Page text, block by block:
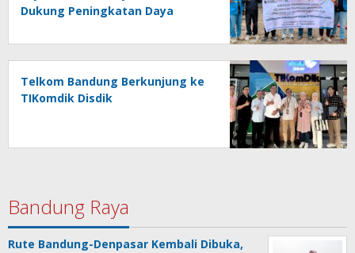
Dukung Peningkatan Daya
Republik Indonesia
Telkom Bandung Berkunjung ke
TIKomdik Disdik
Bandung Raya
Rute Bandung-Denpasar Kembali Dibuka,